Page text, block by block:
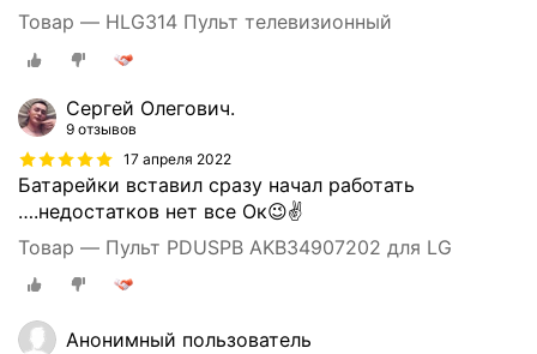
Товар — HLG314 Пульт телевизионный
Сергей Олегович.
9 отзывов
17 апреля 2022
Батарейки вставил сразу начал работать
….недостатков нет все Ок😉✌️
Товар — Пульт PDUSPB AKB34907202 для LG
Анонимный пользователь